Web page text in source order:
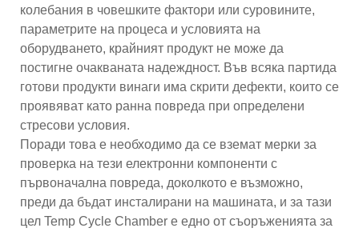
колебания в човешките фактори или суровините,
параметрите на процеса и условията на
оборудването, крайният продукт не може да
постигне очакваната надеждност. Във всяка партида
готови продукти винаги има скрити дефекти, които се
проявяват като ранна повреда при определени
стресови условия.
Поради това е необходимо да се вземат мерки за
проверка на тези електронни компоненти с
първоначална повреда, доколкото е възможно,
преди да бъдат инсталирани на машината, и за тази
цел Temp Cycle Chamber е едно от съоръженията за